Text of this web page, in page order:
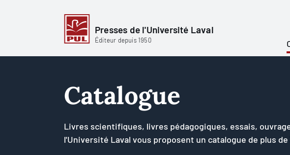
Presses de l'Université Laval
Éditeur depuis 1950
Catalogue
Livres scientifiques, livres pédagogiques, essais,
l'Université Laval vous proposent un catalogue de plus de